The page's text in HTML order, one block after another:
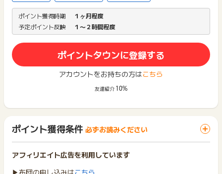
ポイント獲得時期
１ヶ月程度
予定ポイント反映
１〜２時間程度
ポイントタウンに登録する
アカウントをお持ちの方はこちら
友達紹介 10%
ポイント獲得条件 必ずお読みください
アフィリエイト広告を利用しています
▶布団の申し込みはこちら